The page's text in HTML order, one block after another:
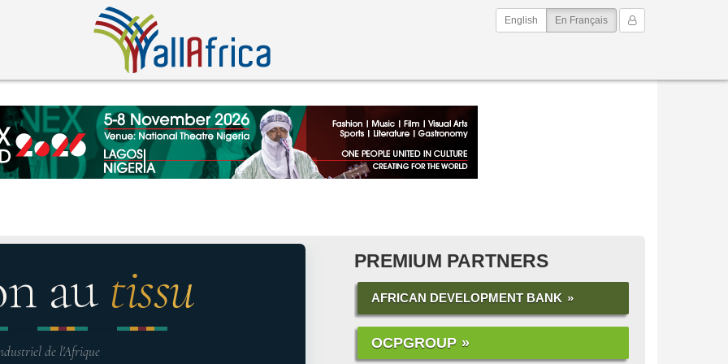
Mon Compte
English En Français(current)
au tissu
de l'Afrique
PREMIUM PARTNERS
AFRICAN DEVELOPMENT BANK
OCPGROUP